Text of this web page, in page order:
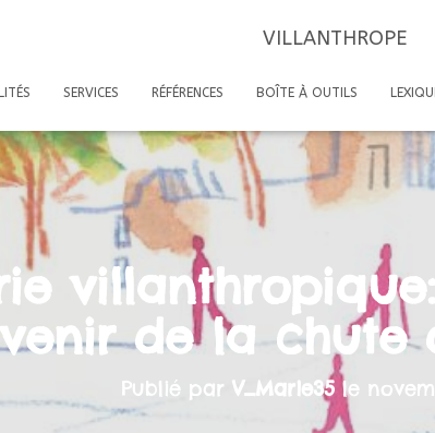
VILLANTHROPE
SERVICES RÉFÉRENCES BOÎTE À OUTILS
de la chute
Publié par V_Marie35 le